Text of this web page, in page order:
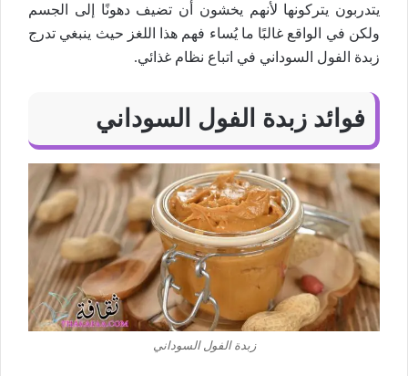
يتدربون يتركونها لأنهم يخشون أن تضيف دهونًا إلى الجسم
ولكن في الواقع غالبًا ما يُساء فهم هذا اللغز حيث ينبغي تدرج
زبدة الفول السوداني في اتباع نظام غذائي.
فوائد زبدة الفول السوداني
زبدة الفول السوداني